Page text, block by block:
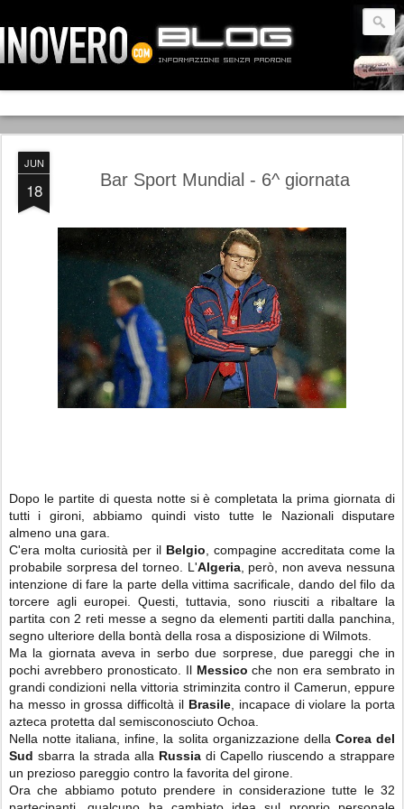
JUN
18 Bar Sport Mundial - 6^ giornata
Dopo le partite di questa notte si è completata la prima giornata di
tutti i gironi, abbiamo quindi visto tutte le Nazionali disputare
almeno una gara.
C'era molta curiosità per il Belgio , compagine accreditata come la
probabile sorpresa del torneo. L'Algeria, però, non aveva nessuna
intenzione di fare la parte della vittima sacrificale, dando del filo da
torcere agli europei. Questi, tuttavia, sono riusciti a ribaltare la
partita con 2 reti messe a segno da elementi partiti dalla panchina,
segno ulteriore della bontà della rosa a disposizione di Wilmots.
Ma la giornata aveva in serbo due sorprese, due pareggi che in
pochi avrebbero pronosticato. Il Messico che non era sembrato in
grandi condizioni nella vittoria striminzita contro il Camerun, eppure
ha messo in grossa difficoltà il Brasile, incapace di violare la porta
azteca protetta dal semisconosciuto Ochoa.
Nella notte italiana, infine, la solita organizzazione della Corea del
Sud sbarra la strada alla Russia di Capello riuscendo a strappare
un prezioso pareggio contro la favorita del girone.
Ora che abbiamo potuto prendere in considerazione tutte le 32